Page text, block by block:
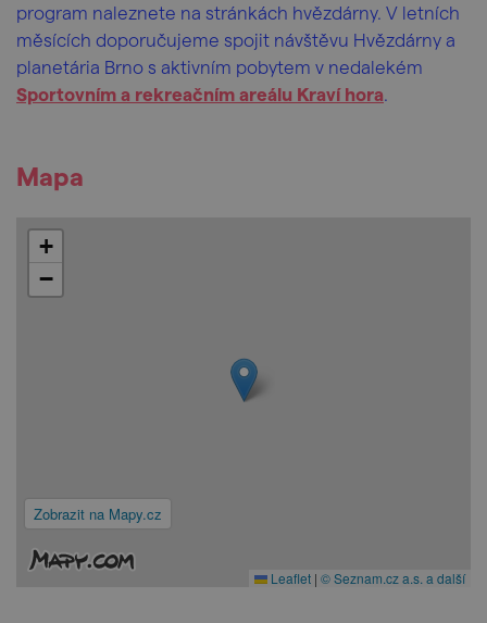
program naleznete na stránkách hvězdárny. V letních
měsících doporučujeme spojit návštěvu Hvězdárny a
planetária Brno s aktivním pobytem v nedalekém
Sportovním a rekreačním areálu Kraví hora.
Mapa
Zobrazit na Mapy.cz
+
−
Leaflet | © Seznam.cz a.s. a další